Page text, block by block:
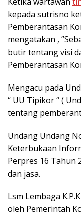
kepada sutrisno
Pemberantasan
mengatakan ,
butir tentang visi
Pemberantasan
Mengacu pada
“ UU Tipikor “ (
tentang
Undang Undang
Keterbukaan
Perpres 16 Tahun
dan jasa.
Lsm Lembaga
oleh Pemerintah